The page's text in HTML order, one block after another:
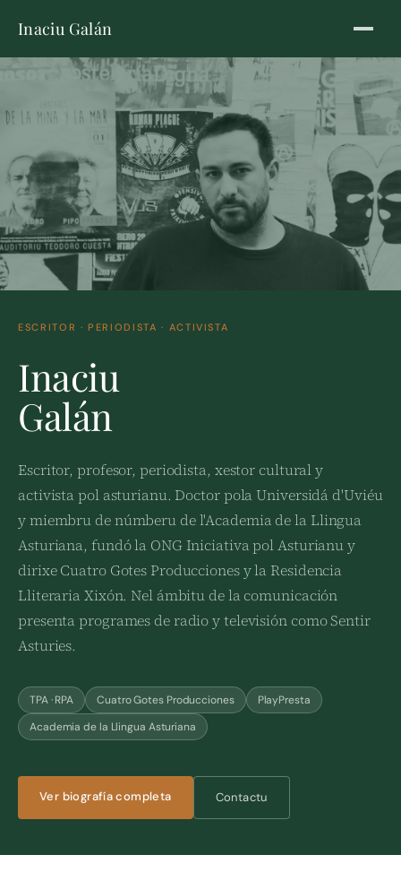
Inaciu Galán
ESCRITOR · PERIODISTA · ACTIVISTA
Inaciu
Galán
Escritor, profesor, periodista, xestor cultural y
activista pol asturianu. Doctor pola Universidá d'Uviéu
y miembru de númberu de l'Academia de la Llingua
Asturiana, fundó la ONG Iniciativa pol Asturianu y
dirixe Cuatro Gotes Producciones y la Residencia
Lliteraria Xixón. Nel ámbitu de la comunicación
presenta programes de radio y televisión como Sentir
Asturies.
TPA · RPA Cuatro Gotes Producciones
PlayPresta
Academia de la Llingua Asturiana
Ver biografía completa Contactu